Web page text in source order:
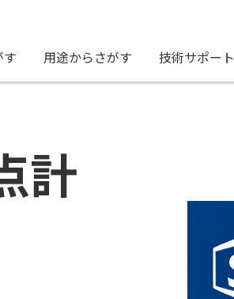
す 用途からさがす 技術サポート
計